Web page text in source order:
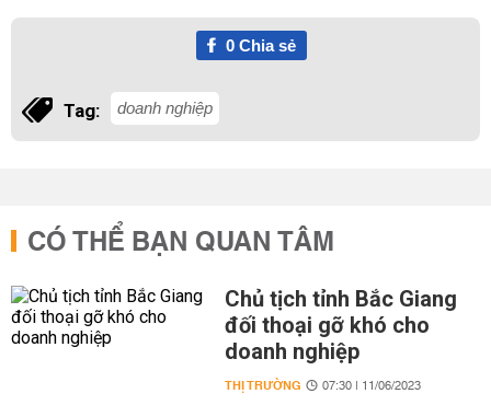
0Chia sẻ
Tag: doanh nghiệp
CÓ THỂ BẠN QUAN TÂM
Chủ tịch tỉnh Bắc Giang
đối thoại gỡ khó cho
doanh nghiệp
THỊ TRƯỜNG 07:30 | 11/06/2023